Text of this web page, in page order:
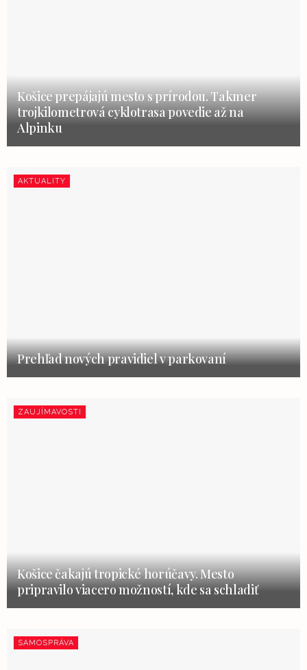
Košice prepájajú mesto s prírodou. Takmer
trojkilometrová cyklotrasa povedie až na
Alpinku
AKTUALITY
Prehľad nových pravidiel v parkovaní
ZAUJÍMAVOSTI
Košice čakajú tropické horúčavy. Mesto
pripravilo viacero možností, kde sa schladiť
SAMOSPRÁVA